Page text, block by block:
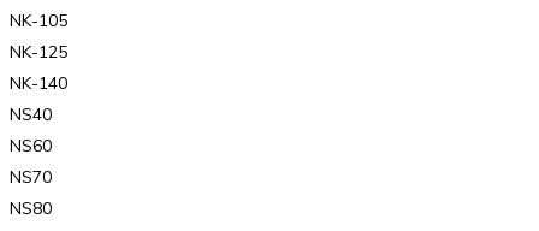
NK-105
NK-125
NK-140
NS40
NS60
NS70
NS80